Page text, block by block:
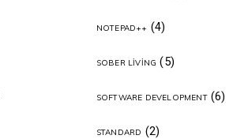
NOTEPAD++ (4)
SOBER LIVING (5)
SOFTWARE DEVELOPMENT(6)
STANDARD (2)